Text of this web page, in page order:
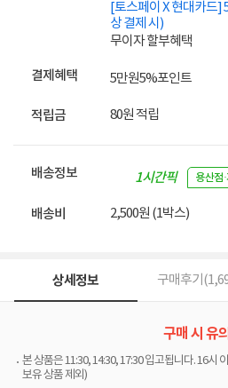
[토스페이 X 현대카드]
상 결제 시)
무이자 할부혜택
결제혜택 5만원5%포인트
적립금 80원 적립
배송정보
1시간픽
용산점
배송비 2,500원 (1박스)
상세정보 구매후기(
구매 시 유
본 상품은 11:30, 14:30, 17:30 입고됩니다. 16시
보유 상품 제외)